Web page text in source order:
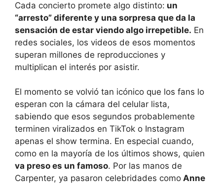
Cada concierto promete algo distinto: un
“arresto” diferente y una sorpresa que da la
sensación de estar viendo algo irrepetible. En
redes sociales, los videos de esos momentos
superan millones de reproducciones y
multiplican el interés por asistir.
El momento se volvió tan icónico que los fans lo
esperan con la cámara del celular lista,
sabiendo que esos segundos probablemente
terminen viralizados en TikTok o Instagram
apenas el show termina. En especial cuando,
como en la mayoría de los últimos shows, quien
va preso es un famoso. Por las manos de
Carpenter, ya pasaron celebridades como Anne